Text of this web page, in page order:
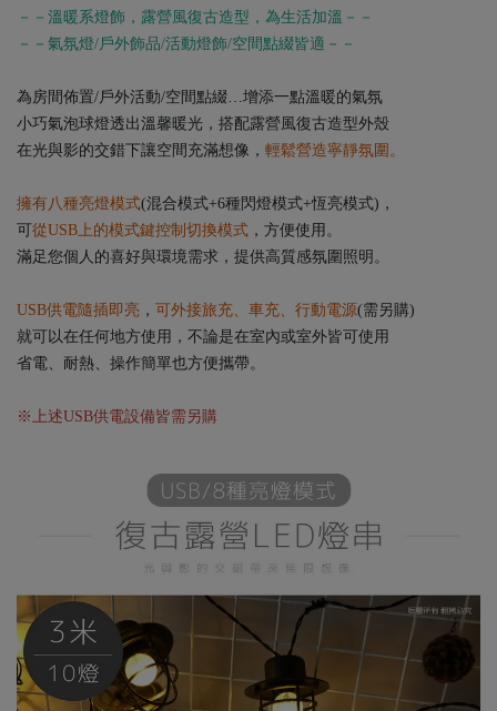
－－溫暖系燈飾，露營風復古造型，為生活加溫－－
－－氣氛燈/戶外飾品/活動燈飾/空間點綴皆適－－
為房間佈置/戶外活動/空間點綴…增添一點溫暖的氣氛
小巧氣泡球燈透出溫馨暖光，搭配露營風復古造型外殼
在光與影的交錯下讓空間充滿想像， 輕鬆營造寧靜氛圍。
擁有八種亮燈模式(混合模式+6種閃燈模式+恆亮模式)，
可從USB上的模式鍵控制切換模式 ，方便使用。
滿足您個人的喜好與環境需求，提供高質感氛圍照明。
USB供電隨插即亮 ， 可外接旅充、車充、行動電源(需另購)
就可以在任何地方使用，不論是在室內或室外皆可使用
省電、耐熱、操作簡單也方便攜帶。
※上述USB供電設備皆需另購